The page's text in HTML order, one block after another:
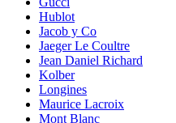
Hublot
Jacob y Co
Jaeger Le Coultre
Jean Daniel Richard
Kolber
Longines
Maurice Lacroix
Mont Blanc